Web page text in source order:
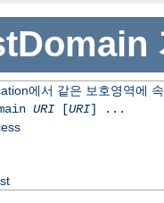
에서 같은 보호영역에
URI[URI] ...